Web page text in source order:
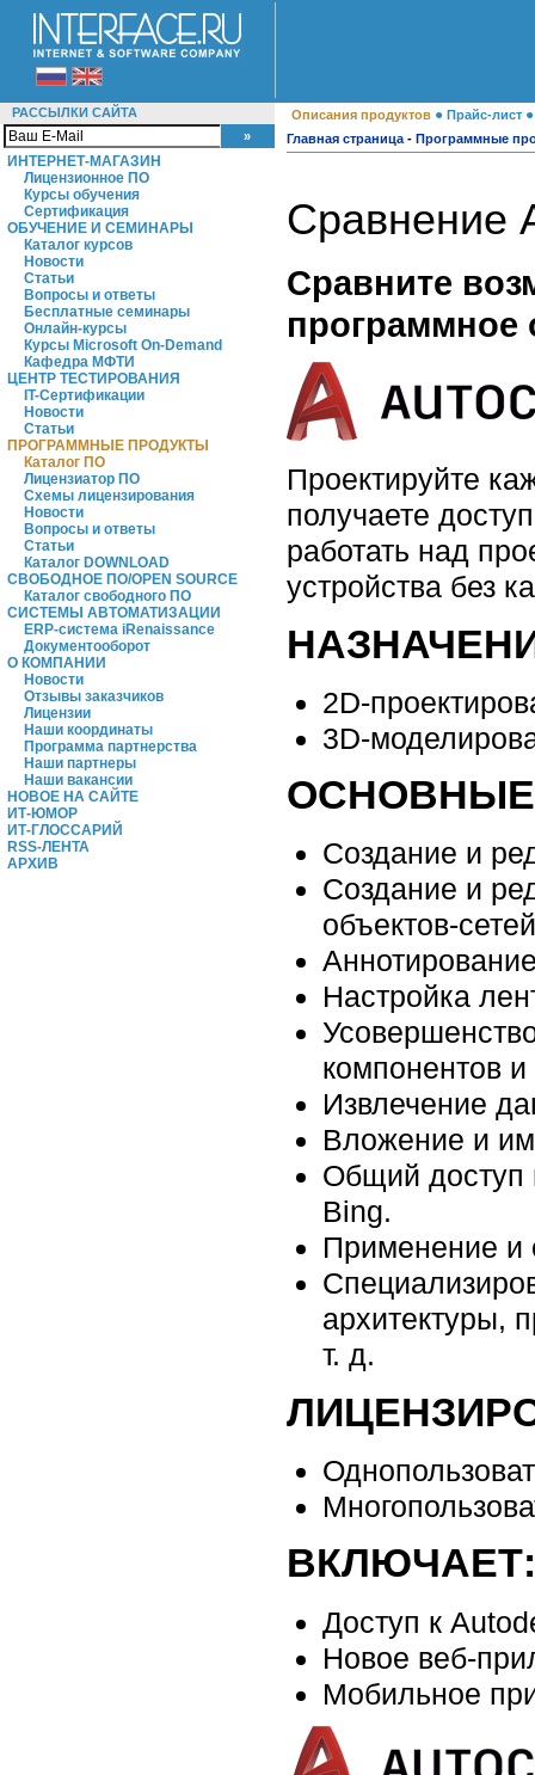
РАССЫЛКИ САЙТА
ИНТЕРНЕТ-МАГАЗИН
Лицензионное ПО
Курсы обучения
Сертификация
ОБУЧЕНИЕ И СЕМИНАРЫ
Каталог курсов
Новости
Статьи
Вопросы и ответы
Бесплатные семинары
Онлайн-курсы
Курсы Microsoft On-Demand
Кафедра МФТИ
ЦЕНТР ТЕСТИРОВАНИЯ
IT-Сертификации
Новости
Статьи
ПРОГРАММНЫЕ ПРОДУКТЫ
Каталог ПО
Лицензиатор ПО
Схемы лицензирования
Новости
Вопросы и ответы
Статьи
Каталог DOWNLOAD
СВОБОДНОЕ ПО/OPEN SOURCE
Каталог свободного ПО
СИСТЕМЫ АВТОМАТИЗАЦИИ
ERP-система iRenaissance
Документооборот
О КОМПАНИИ
Новости
Отзывы заказчиков
Лицензии
Наши координаты
Программа партнерства
Наши партнеры
Наши вакансии
НОВОЕ НА САЙТЕ
ИТ-ЮМОР
ИТ-ГЛОССАРИЙ
RSS-ЛЕНТА
АРХИВ
Описания продуктов ● Прайс-лист
Главная страница - Программные
Сравнение
Сравните
программное
Проектируйте
получаете
работать над
устройства без
2D-
3D-
Создание и
Создание и
объектов-
Настройка
компонентов
Извлечение
Вложение и
Общий доступ
Bing.
Применение и
архитектуры,
т. д.
ВКЛЮЧАЕТ:
Доступ к
Новое веб-
Мобильное